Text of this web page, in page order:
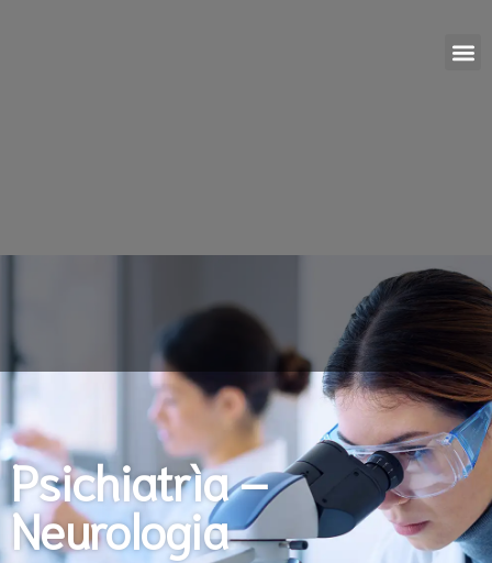
Psichiatrìa –
Neurologia